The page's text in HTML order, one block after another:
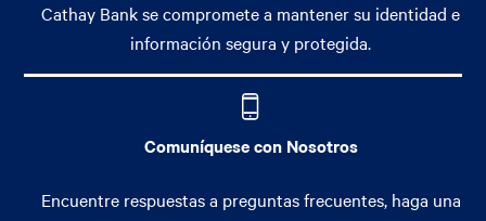
Cathay Bank se compromete a mantener su identidad e
información segura y protegida.
Comuníquese con Nosotros
Encuentre respuestas a preguntas frecuentes, haga una